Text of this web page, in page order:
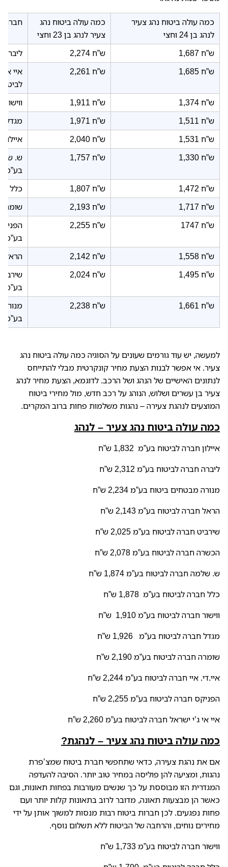
חברת
כמה עולה ביטוח נהג
צעיר לנהג בן 23 וחצי
כמה עולה ביטוח נהג צעיר
לנהג בן 24 וחצי
2,274 ש”ח
1,687 ש”ח
איי
2,261 ש”ח 1,685 ש”ח
1,911 ש”ח
1,374 ש”ח
מגדל
1,971 ש”ח
1,511 ש”ח
2,040 ש”ח
1,531 ש”ח
ש.
בע”מ
1,757 ש”ח 1,330 ש”ח
כלל 1,807 ש”ח
1,472 ש”ח
2,193 ש”ח
1,717 ש”ח
בע”מ
2,255 ש”ח 1747 ש”ח
הראל 2,142 ש”ח
1,558 ש”ח
בע”מ
2,024 ש”ח 1,495 ש”ח
בע”מ
2,238 ש”ח 1,661 ש”ח
למעשה, יש עוד גורמים שעונים על הסוגיה כמה עולה ביטוח נהג
צעיר. אי אפשר לבנות הצעת מחיר קונקרטית מבלי להתייחס
לנתונים האישיים של הנהג ושל הרכב. לדוגמא, הצעת מחיר לנהג
צעיר בן עשרים ושלוש, הנוהג על רכב חדש, מול מחירי ביטוח
המוצעים לנהגת צעירה – נהגות משלמות פחות ברוב המקרים.
כמה עולה ביטוח נהג צעיר – לנהג
איילון חברה לביטוח בע”מ 1,832 ש”ח
ליברה חברה לביטוח בע”מ 2,312 ש”ח
מנורה מבטחים ביטוח בע”מ 2,234 ש”ח
הראל חברה לביטוח בע”מ 2,143 ש”ח
שירביט חברה לביטוח בע”מ 2,025 ש”ח
הכשרה חברה לביטוח בע”מ 2,078 ש”ח
ש. שלמה חברה לביטוח בע”מ 1,874 ש”ח
כלל חברה לביטוח בע”מ 1,878 ש”ח
ווישור חברה לביטוח בע”מ 1,910 ש”ח
מגדל חברה לביטוח בע”מ 1,926 ש”ח
שומרה חברה לביטוח בע”מ 2,190 ש”ח
איי.די. איי חברה לביטוח בע”מ 2,244 ש”ח
הפניקס חברה לביטוח בע”מ 2,255 ש”ח
איי אי ג’י ישראל חברה לביטוח בע”מ 2,260 ש”ח
כמה עולה ביטוח נהג צעיר – לנהגת?
אם את נהגת צעירה, כדאי שתחפשי חברת ביטוח שמצ’פרת
נהגות, ומציעה להן פוליסה במחיר טוב יותר. הסיבה להעדפה
המגדרית הזו מבוססת על כך שנשים מעורבות בפחות תאונות, וגם
כאשר הן מבצעות תאונה, מדובר לרוב בתאונות קלות יותר ועם
פחות נפגעים. לכן חברות ביטוח רבות מנסות למשוך אותן על ידי
מחירים נוחים, והרחבה של הביטוח ללא תשלום נוסף.
ווישור חברה לביטוח בע”מ 1,733 ש”ח